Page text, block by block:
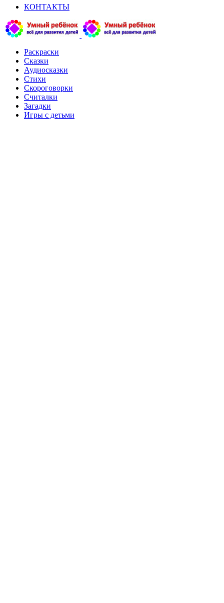
КОНТАКТЫ
Раскраски
Сказки
Аудиосказки
Стихи
Скороговорки
Считалки
Загадки
Игры с детьми